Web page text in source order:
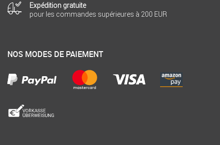
Expédition gratuite
pour les commandes supérieures à 200 EUR
NOS MODES DE PAIEMENT